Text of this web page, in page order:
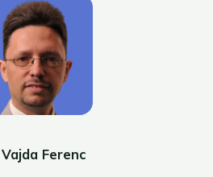
Ferenc